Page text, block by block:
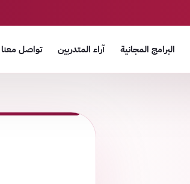
البرامج المجانية آراء المتدربين تواصل معنا